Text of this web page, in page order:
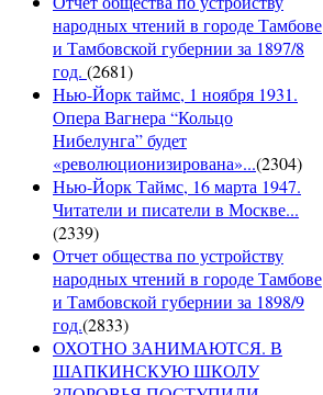
народных чтений в городе Тамбове
и Тамбовской губернии за 1897/8
год. (2681)
Нью-Йорк таймс, 1 ноября 1931.
Опера Вагнера “Кольцо
Нибелунга” будет
«революционизирована»...(2304)
Нью-Йорк Таймс, 16 марта 1947.
Читатели и писатели в Москве...
(2339)
Отчет общества по устройству
народных чтений в городе Тамбове
и Тамбовской губернии за 1898/9
год.(2833)
ОХОТНО ЗАНИМАЮТСЯ. В
ШАПКИНСКУЮ ШКОЛУ